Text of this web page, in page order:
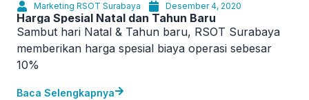
Marketing RSOT Surabaya Desember 4, 2020
Harga Spesial Natal dan Tahun Baru
Sambut hari Natal & Tahun baru, RSOT Surabaya
memberikan harga spesial biaya operasi sebesar
10%
Baca Selengkapnya